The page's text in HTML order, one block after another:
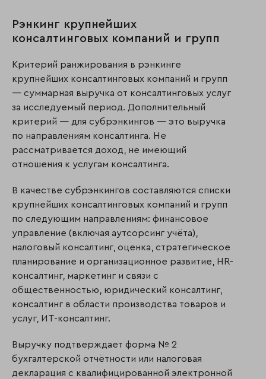
Рэнкинг крупнейших
консалтинговых компаний и групп
Критерий ранжирования в рэнкинге
крупнейших консалтинговых компаний и групп
— суммарная выручка от консалтинговых услуг
за исследуемый период. Дополнительный
критерий — для субрэнкингов — это выручка
по направлениям консалтинга. Не
рассматривается доход, не имеющий
отношения к услугам консалтинга.
В качестве субрэнкингов составляются списки
крупнейших консалтинговых компаний и групп
по следующим направлениям: финансовое
управление (включая аутсорсинг учёта),
налоговый консалтинг, оценка, стратегическое
планирование и организационное развитие, HR-
консалтинг, маркетинг и связи с
общественностью, юридический консалтинг,
консалтинг в области производства товаров и
услуг, ИТ-консалтинг.
Выручку подтверждает форма № 2
бухгалтерской отчётности или налоговая
декларация с квалифицированной электронной